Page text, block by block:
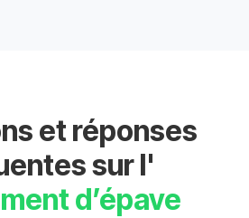
et réponses
sur l'
d’épave